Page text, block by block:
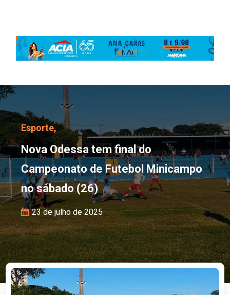
Nova Odessa tem final
Esporte,
Nova Odessa tem final do
Campeonato de Futebol Minicampo
no sábado (26)
23 de julho de 2025